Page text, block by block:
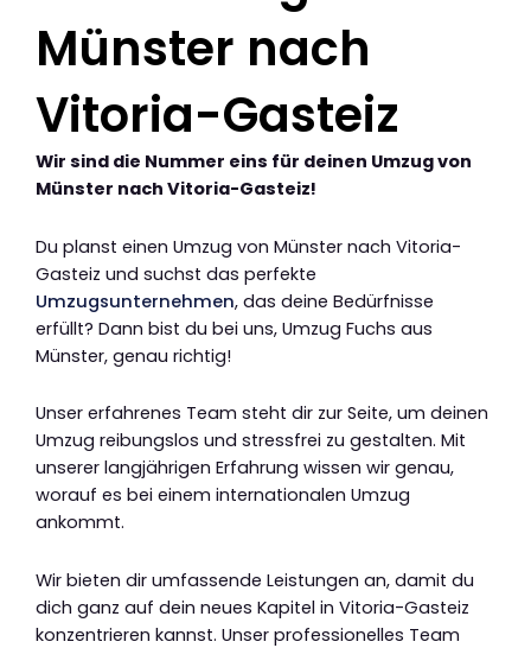
Münster nach
Vitoria-Gasteiz
Wir sind die Nummer eins für deinen Umzug von
Münster nach Vitoria-Gasteiz!
Du planst einen Umzug von Münster nach Vitoria-
Gasteiz und suchst das perfekte
Umzugsunternehmen, das deine Bedürfnisse
erfüllt? Dann bist du bei uns, Umzug Fuchs aus
Münster, genau richtig!
Unser erfahrenes Team steht dir zur Seite, um deinen
Umzug reibungslos und stressfrei zu gestalten. Mit
unserer langjährigen Erfahrung wissen wir genau,
worauf es bei einem internationalen Umzug
ankommt.
Wir bieten dir umfassende Leistungen an, damit du
dich ganz auf dein neues Kapitel in Vitoria-Gasteiz
konzentrieren kannst. Unser professionelles Team